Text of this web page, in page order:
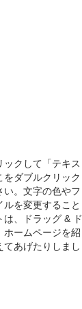
ックして「テキス
をダブルクリック
い。文字の色やフ
を変更すること
は、ドラッグ & ド
ホームページを紹
あげたりしまし